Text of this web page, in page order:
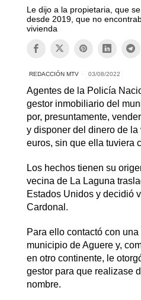
Le dijo a la propietaria, que
desde 2019, que no
vivienda
REDACCIÓN MTV 03/08/2022
Agentes de la Policía
gestor inmobiliario del
por, presuntamente,
y disponer del dinero de la
euros, sin que ella tuviera
Los hechos tienen su
vecina de La Laguna
Estados Unidos y decidió
Cardonal.
Para ello contactó con
municipio de Aguere y,
en otro continente, le
gestor para que realizase
nombre.